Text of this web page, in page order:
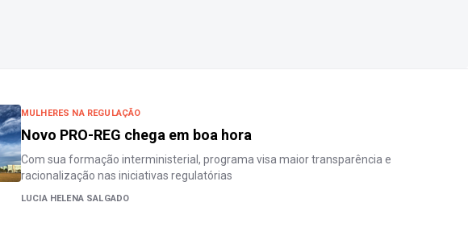
MULHERES NA REGULAÇÃO
Novo PRO-REG chega em boa hora
Com sua formação interministerial, programa visa maior transparência e
racionalização nas iniciativas regulatórias
LUCIA HELENA SALGADO